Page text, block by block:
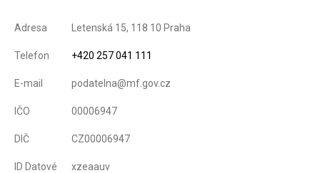
Adresa Letenská 15, 118 10 Praha
Telefon +420 257 041 111
E-mail podatelna@mf.gov.cz
IČO 00006947
DIČ CZ00006947
ID Datové
xzeaauv